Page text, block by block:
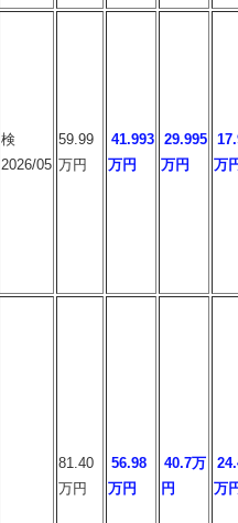
検
2026/05
59.99
万円
41.993
万円
29.995
万円
万
81.40
万円
56.98
万円
40.7万
円
万